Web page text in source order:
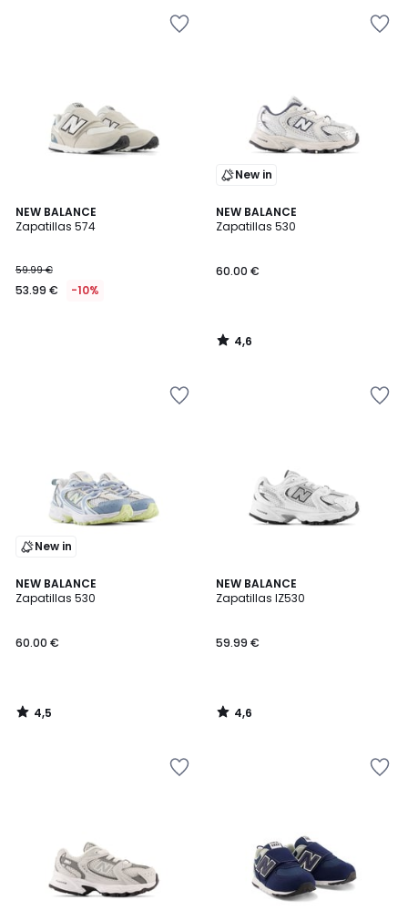
NEW BALANCE
Zapatillas 574
€
en
59.99 €
53.99 € -10%
New in
NEW BALANCE
Zapatillas 530
60.00 €
4,6
/ 5
4,6
/
New in
NEW BALANCE
Zapatillas 530
60.00 €
4,5
/ 5
4,5
/
NEW BALANCE
Zapatillas IZ530
59.99 €
4,6
/ 5
4,6
/